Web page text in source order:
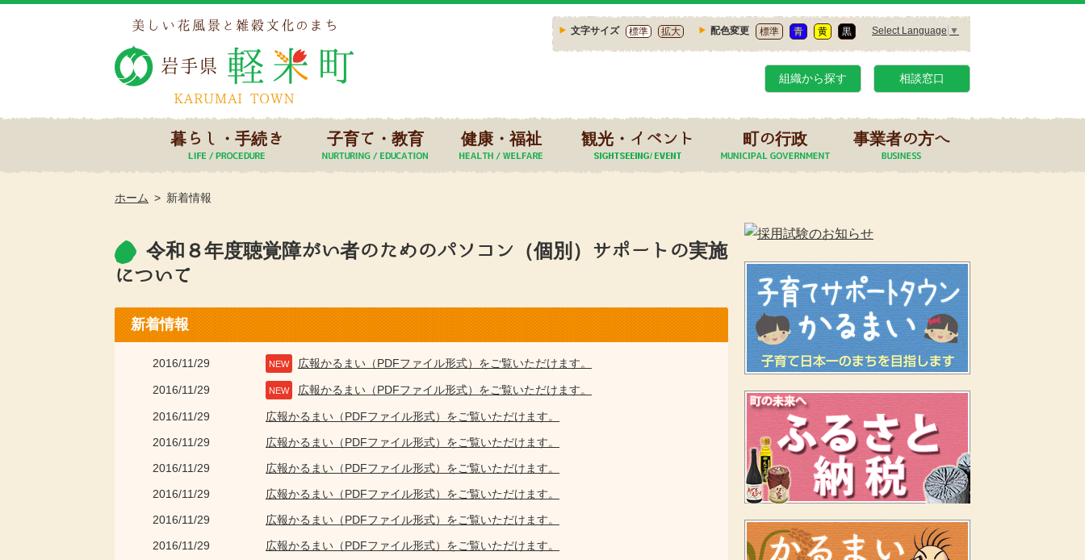
文字サイズ 標準 拡大 配色変更 標準 青 黄 黒 Select Language ▼
組織から探す 相談窓口
暮らし・手続き 子育て・教育 健康・福祉 観光・イベント 町の行政 事業者の方へ
ホーム 新着情報
令和８年度聴覚障がい者のためのパソコン（個別）サポートの実施
について
新着情報
2016/11/29 NEW 広報かるまい（PDFファイル形式）をご覧いただけます。
2016/11/29 NEW 広報かるまい（PDFファイル形式）をご覧いただけます。
2016/11/29
広報かるまい（PDFファイル形式）をご覧いただけます。
2016/11/29
広報かるまい（PDFファイル形式）をご覧いただけます。
2016/11/29
広報かるまい（PDFファイル形式）をご覧いただけます。
2016/11/29
広報かるまい（PDFファイル形式）をご覧いただけます。
2016/11/29
広報かるまい（PDFファイル形式）をご覧いただけます。
2016/11/29
広報かるまい（PDFファイル形式）をご覧いただけます。